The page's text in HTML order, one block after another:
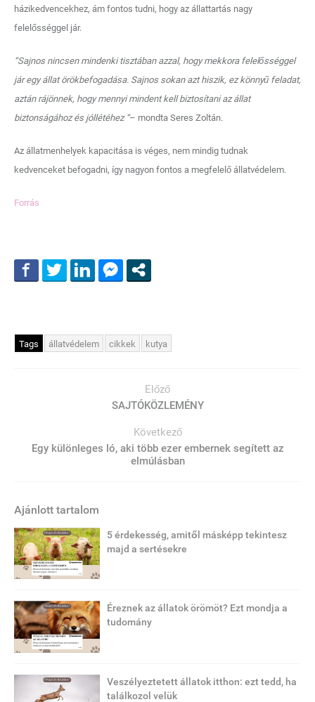
házikedvencekhez, ám fontos tudni, hogy az állattartás nagy
felelősséggel jár.
“Sajnos nincsen mindenki tisztában azzal, hogy mekkora felelősséggel
jár egy állat örökbefogadása. Sajnos sokan azt hiszik, ez könnyű feladat,
aztán rájönnek, hogy mennyi mindent kell biztosítani az állat
biztonságához és jóllétéhez “– mondta Seres Zoltán.
Az állatmenhelyek kapacitása is véges, nem mindig tudnak
kedvenceket befogadni, így nagyon fontos a megfelelő állatvédelem.
Forrás
Tags állatvédelem cikkek kutya
Előző
SAJTÓKÖZLEMÉNY
Következő
Egy különleges ló, aki több ezer embernek segített az
elmúlásban
Ajánlott tartalom
5 érdekesség, amitől másképp tekintesz
majd a sertésekre
Éreznek az állatok örömöt? Ezt mondja a
tudomány
Veszélyeztetett állatok itthon: ezt tedd, ha
találkozol velük